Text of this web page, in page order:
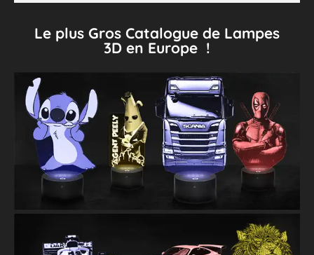
Le plus Gros Catalogue de Lampes
3D en Europe !